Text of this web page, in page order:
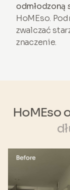
odmłodzoną
HoMEso.
zwalczać
znaczenie.
HoMEso